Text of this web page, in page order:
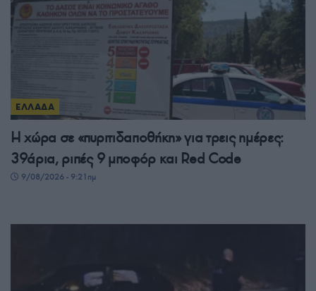
ΕΛΛΑΔΑ
Η χώρα σε «πυριτιδαποθήκη» για τρεις ημέρες:
39άρια, ριπές 9 μποφόρ και Red Code
9/08/2026 - 9:21πμ